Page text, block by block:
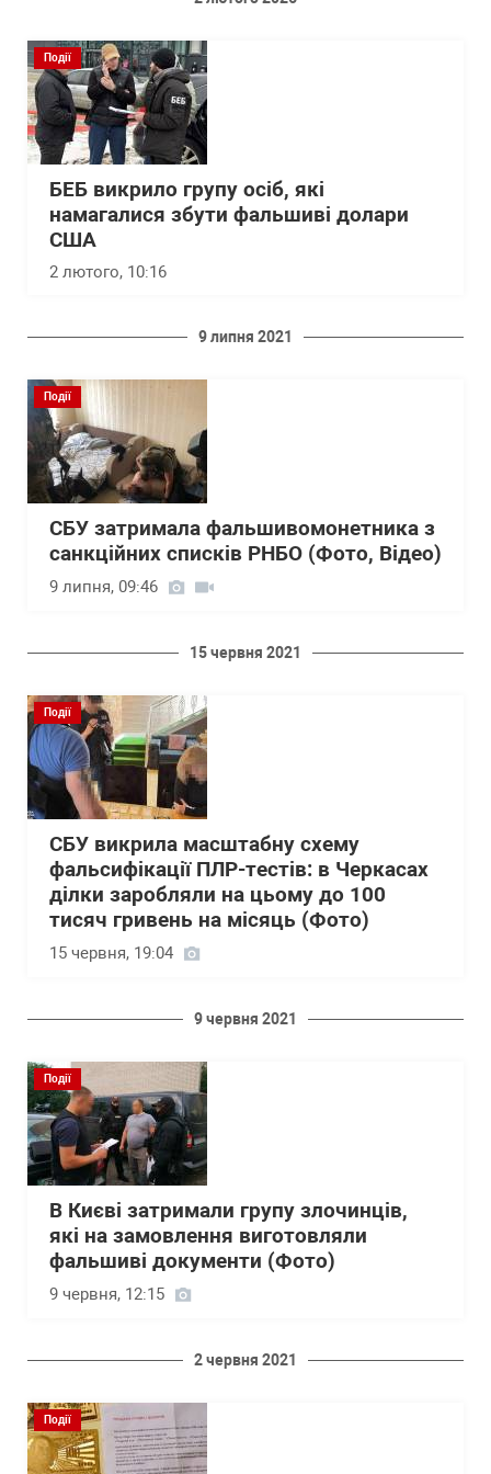
Події
БЕБ викрило групу осіб, які
намагалися збути фальшиві долари
США
2 лютого, 10:16
9 липня 2021
Події
СБУ затримала фальшивомонетника з
санкційних списків РНБО (Фото, Відео)
9 липня, 09:46
15 червня 2021
Події
СБУ викрила масштабну схему
фальсифікації ПЛР-тестів: в Черкасах
ділки заробляли на цьому до 100
тисяч гривень на місяць (Фото)
15 червня, 19:04
9 червня 2021
Події
В Києві затримали групу злочинців,
які на замовлення виготовляли
фальшиві документи (Фото)
9 червня, 12:15
2 червня 2021
Події